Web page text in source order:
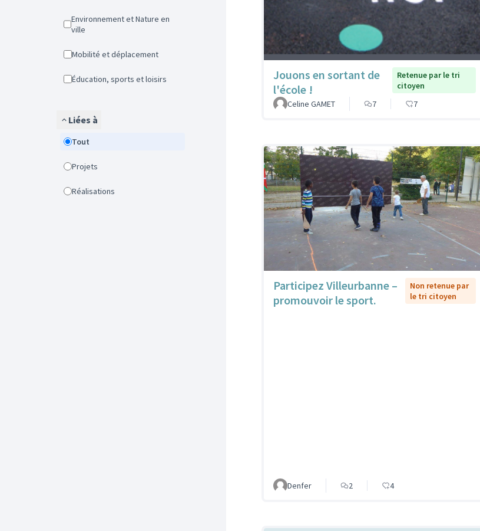
Environnement et Nature en
ville
Mobilité et déplacement
Éducation, sports et loisirs
Liées à
Tout
Projets
Réalisations
Jouons en sortant de
l'école !
Retenue par le tri
citoyen
Celine GAMET
7 7
Participez Villeurbanne –
promouvoir le sport.
Non retenue par
le tri citoyen
Denfer 2 4